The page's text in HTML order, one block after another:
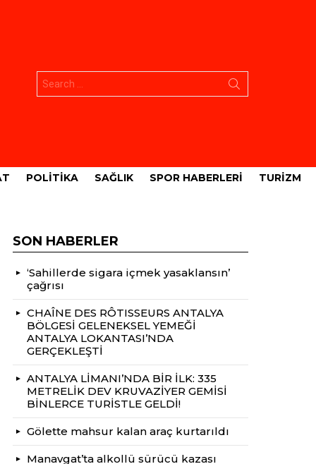
POLITIKA SAĞLIK SPOR HABERLERI TURIZM
SON HABERLER
‘Sahillerde sigara içmek yasaklansın’
çağrısı
CHAÎNE DES RÔTISSEURS ANTALYA
BÖLGESİ GELENEKSEL YEMEĞİ
ANTALYA LOKANTASI’NDA
GERÇEKLEŞTİ
ANTALYA LİMANI’NDA BİR İLK: 335
METRELİK DEV KRUVAZİYER GEMİSİ
BİNLERCE TURİSTLE GELDİ!
Gölette mahsur kalan araç kurtarıldı
Manavgat’ta alkollü sürücü kazası